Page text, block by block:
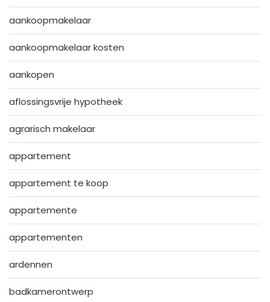
aankoopmakelaar
aankoopmakelaar kosten
aankopen
aflossingsvrije hypotheek
agrarisch makelaar
appartement
appartement te koop
appartemente
appartementen
ardennen
badkamerontwerp